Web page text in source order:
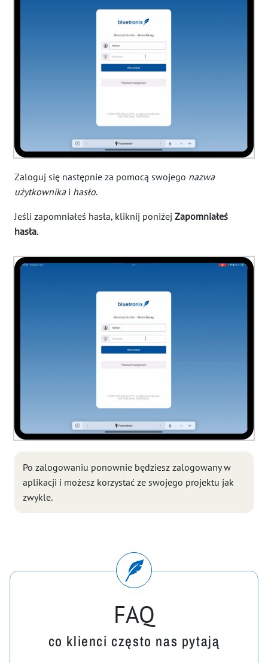
Zaloguj się następnie za pomocą swojego nazwa
użytkownikai hasło.
Jeśli zapomniałeś hasła, kliknij poniżej Zapomniałeś
hasła.
Po zalogowaniu ponownie będziesz zalogowany w
aplikacji i możesz korzystać ze swojego projektu jak
zwykle.
FAQ
co klienci często nas pytają